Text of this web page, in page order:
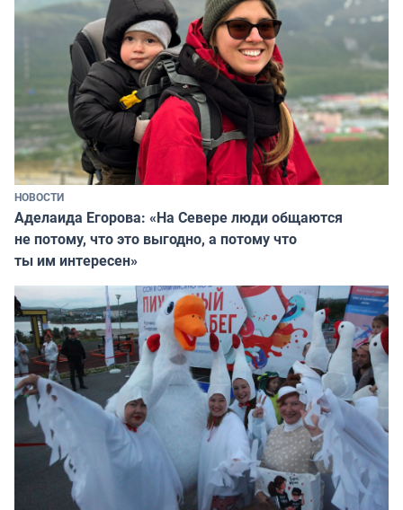
НОВОСТИ
Аделаида Егорова: «На Севере люди общаются
не потому, что это выгодно, а потому что
ты им интересен»